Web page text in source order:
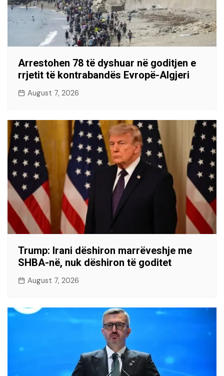
Arrestohen 78 të dyshuar në goditjen e
rrjetit të kontrabandës Evropë-Algjeri
August 7, 2026
Trump: Irani dëshiron marrëveshje me
SHBA-në, nuk dëshiron të goditet
August 7, 2026